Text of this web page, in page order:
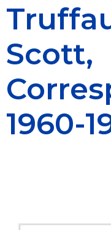
Scott,
1960-